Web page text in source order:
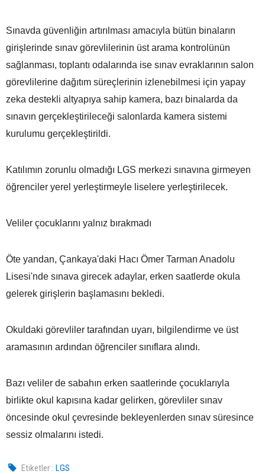
Sınavda güvenliğin artırılması amacıyla bütün binaların
girişlerinde sınav görevlilerinin üst arama kontrolünün
sağlanması, toplantı odalarında ise sınav evraklarının salon
görevlilerine dağıtım süreçlerinin izlenebilmesi için yapay
zeka destekli altyapıya sahip kamera, bazı binalarda da
sınavın gerçekleştirileceği salonlarda kamera sistemi
kurulumu gerçekleştirildi.
Katılımın zorunlu olmadığı LGS merkezi sınavına girmeyen
öğrenciler yerel yerleştirmeyle liselere yerleştirilecek.
Veliler çocuklarını yalnız bırakmadı
Öte yandan, Çankaya'daki Hacı Ömer Tarman Anadolu
Lisesi'nde sınava girecek adaylar, erken saatlerde okula
gelerek girişlerin başlamasını bekledi.
Okuldaki görevliler tarafından uyarı, bilgilendirme ve üst
aramasının ardından öğrenciler sınıflara alındı.
Bazı veliler de sabahın erken saatlerinde çocuklarıyla
birlikte okul kapısına kadar gelirken, görevliler sınav
öncesinde okul çevresinde bekleyenlerden sınav süresince
sessiz olmalarını istedi.
Etiketler : LGS